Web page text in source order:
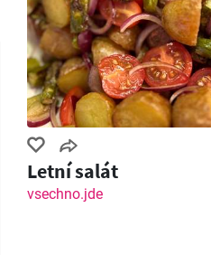
Letní salát
vsechno.jde